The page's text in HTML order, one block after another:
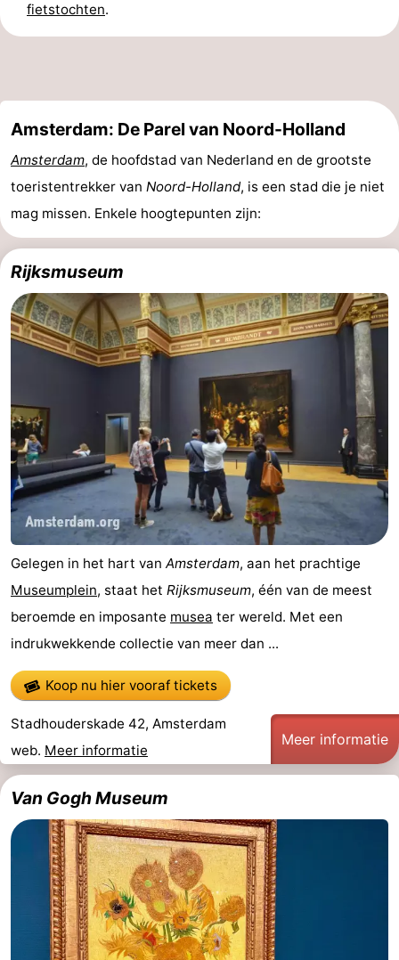
Uitkijkpunten
Attracties
Boerderijen
-
Speeltuinen
-
Minigolfbanen
Natuur
Rondleidingen
Sporten
Fietsen
-
Wandelen
-
Paardrijden
-
Wadlopen
Zeehonden
en
Evenementen
Forum
Route
-
Waddenhoppen
Parkeren
Reisboekenwinkel
fietstochten.
Amsterdam: De Parel van Noord-Holland
Amsterdam, de hoofdstad van Nederland en de grootste
toeristentrekker van Noord-Holland, is een stad die je niet
mag missen. Enkele hoogtepunten zijn:
Rijksmuseum
Gelegen in het hart van Amsterdam, aan het prachtige
Museumplein, staat het Rijksmuseum, één van de meest
beroemde en imposante musea ter wereld. Met een
indrukwekkende collectie van meer dan ...
Koop nu hier vooraf tickets
Stadhouderskade 42, Amsterdam
web. Meer informatie
Meer informatie
Van Gogh Museum